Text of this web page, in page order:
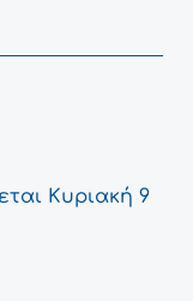
Κυριακή 9